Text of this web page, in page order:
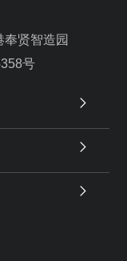
贤智造园
号